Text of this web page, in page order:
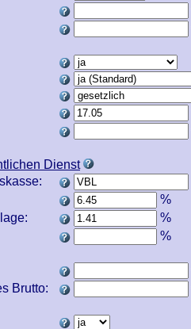
Dienst
%
%
%
Brutto: